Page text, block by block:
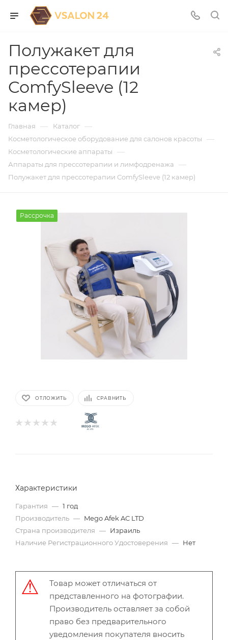
Полужакет для
прессотерапии
ComfySleeve (12
камер)
Главная — Каталог —
Косметологическое оборудование для салонов красоты —
Косметологические аппараты —
Аппараты для прессотерапии и лимфодренажа —
Полужакет для прессотерапии ComfySleeve (12 камер)
Рассрочка
ОТЛОЖИТЬ СРАВНИТЬ
Характеристики
Гарантия — 1 год
Производитель — Mego Afek AC LTD
Страна производителя — Израиль
Наличие Регистрационного Удостоверения — Нет
Товар может отличаться от
представленного на фотографии.
Производитель оставляет за собой
право без предварительного
уведомления покупателя вносить